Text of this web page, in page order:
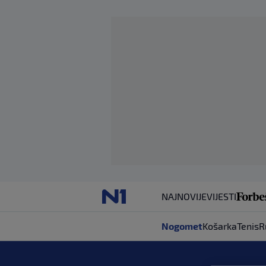
NAJNOVIJEVIJESTI
NogometKošarkaTenis